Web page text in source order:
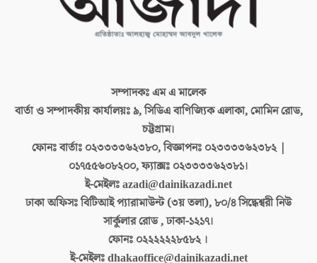
সম্পাদকঃএম এ মালেক
বার্তা ও সম্পাদকীয় কার্যালয়ঃ৯, সিডিএ বাণিজ্যিক এলাকা, মোমিন রোড,
চট্টগ্রাম।
ফোনঃ বার্তাঃ ০২৩৩৩৩৬২৩৮০, বিজ্ঞাপনঃ ০২৩৩৩৩৬২৩৮২ |
০১৭৫৫৬০৮২০০, ফ্যাক্সঃ ০২৩৩৩৩৬২৩৮১।
ই-মেইলঃazadi@dainikazadi.net
ঢাকা অফিসঃবিটিআই প্যারামাউন্ট (৩য় তলা), ৮০/৪ সিদ্ধেশ্বরী নিউ
সার্কুলার রোড , ঢাকা-১২১৭।
ফোনঃ ০২২২২২২৮৫৮২ ।
ই-মেইলঃdhakaoffice@dainikazadi.net